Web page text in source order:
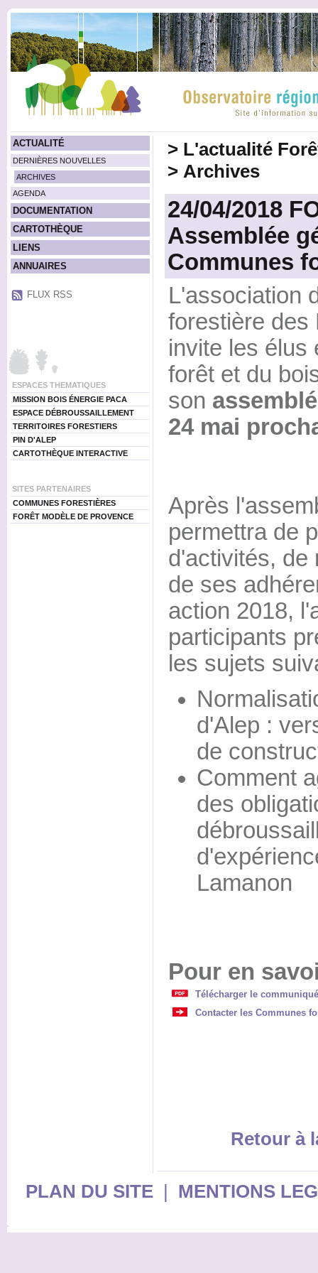
ACTUALITÉ
DERNIÈRES NOUVELLES
ARCHIVES
AGENDA
DOCUMENTATION
CARTOTHÈQUE
LIENS
ANNUAIRES
FLUX RSS
ESPACES THEMATIQUES
MISSION BOIS ÉNERGIE PACA
ESPACE DÉBROUSSAILLEMENT
TERRITOIRES FORESTIERS
PIN D'ALEP
CARTOTHÈQUE INTERACTIVE
SITES PARTENAIRES
COMMUNES FORESTIÈRES
FORÊT MODÈLE DE PROVENCE
> L'actualité
> Archives
24/04/2018
Assemblée
Communes
L'association
forestière des
invite les élus
forêt et du
son
24 mai
Après
permettra de
d'activités, de
de ses
action 2018,
participants
les sujets
d'Alep :
de
Comment
des
Lamanon
Pour en
Télécharger le
Contacter les Communes
Retour à
PLAN DU SITE| MENTIONS